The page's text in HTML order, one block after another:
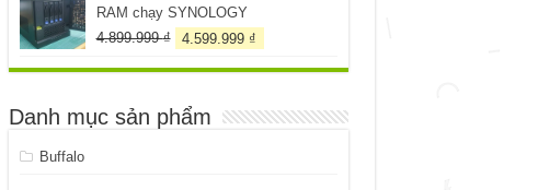
RAM chạy SYNOLOGY
4.899.999₫
Giá
là:
4.599.999 ₫
tại
4.599.999 ₫.
Danh mục sản phẩm
Buffalo